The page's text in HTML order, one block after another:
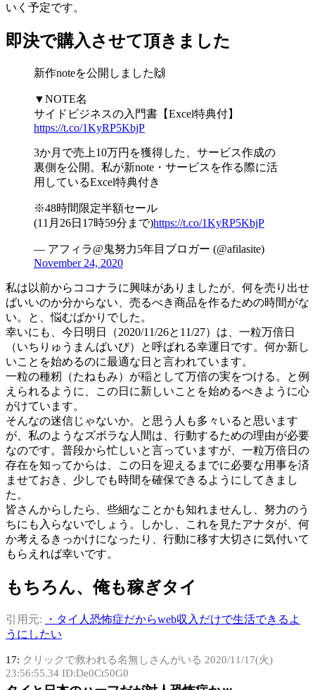
いく予定です。
即決で購入させて頂きました
新作noteを公開しました🙌
▼NOTE名
サイドビジネスの入門書【Excel特典付】
https://t.co/1KyRP5KbjP
3か月で売上10万円を獲得した、サービス作成の
裏側を公開。私が新note・サービスを作る際に活
用しているExcel特典付き
※48時間限定半額セール
(11月26日17時59分まで)https://t.co/1KyRP5KbjP
— アフィラ@鬼努力5年目ブロガー (@afilasite)
November 24, 2020
私は以前からココナラに興味がありましたが、何を売り出せ
ばいいのか分からない、売るべき商品を作るための時間がな
い。と、悩むばかりでした。
幸いにも、今日明日（2020/11/26と11/27）は、一粒万倍日
（いちりゅうまんばいび）と呼ばれる幸運日です。何か新し
いことを始めるのに最適な日と言われています。
一粒の種籾（たねもみ）が稲として万倍の実をつける。と例
えられるように、この日に新しいことを始めるべきように心
がけています。
そんなの迷信じゃないか。と思う人も多々いると思います
が、私のようなズボラな人間は、行動するための理由が必要
なのです。普段から忙しいと言っていますが、一粒万倍日の
存在を知ってからは、この日を迎えるまでに必要な用事を済
ませておき、少しでも時間を確保できるようにしてきまし
た。
皆さんからしたら、些細なことかも知れませんし、努力のう
ちにも入らないでしょう。しかし、これを見たアナタが、何
か考えるきっかけになったり、行動に移す大切さに気付いて
もらえれば幸いです。
もちろん、俺も稼ぎタイ
引用元:
・タイ人恐怖症だからweb収入だけで生活できるよ
うにしたい
17: クリックで救われる名無しさんがいる 2020/11/17(火)
23:56:55.34 ID:De0Ct50G0